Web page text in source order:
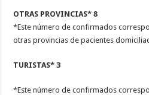
OTRAS PROVINCIAS* 8
*Este número de confirmados
otras provincias de pacientes
TURISTAS* 3
*Este número de confirmados